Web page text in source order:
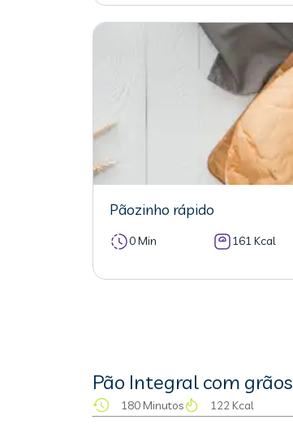
Pãozinho rápido
0 Min 161 Kcal
Pão Integral com grãos
180 Minutos 122 Kcal